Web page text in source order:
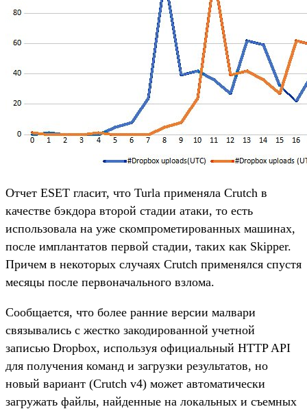
Отчет ESET гласит, что Turla применяла Crutch в
качестве бэкдора второй стадии атаки, то есть
использовала на уже скомпрометированных машинах,
после имплантатов первой стадии, таких как Skipper.
Причем в некоторых случаях Crutch применялся спустя
месяцы после первоначального взлома.
Сообщается, что более ранние версии малвари
связывались с жестко закодированной учетной
записью Dropbox, используя официальный HTTP API
для получения команд и загрузки результатов, но
новый вариант (Crutch v4) может автоматически
загружать файлы, найденные на локальных и съемных